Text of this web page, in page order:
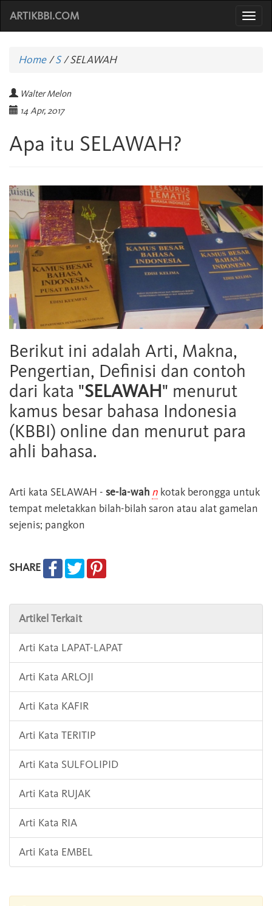
ARTIKBBI.COM
Home/S /SELAWAH
Walter Melon
14 Apr, 2017
Apa itu SELAWAH?
Berikut ini adalah Arti, Makna,
Pengertian, Definisi dan contoh
dari kata "SELAWAH" menurut
kamus besar bahasa Indonesia
(KBBI) online dan menurut para
ahli bahasa.
Arti kata SELAWAH - se-la-wah n kotak berongga untuk
tempat meletakkan bilah-bilah saron atau alat gamelan
sejenis; pangkon
SHARE
Artikel Terkait
Arti Kata LAPAT-LAPAT
Arti Kata ARLOJI
Arti Kata KAFIR
Arti Kata TERITIP
Arti Kata SULFOLIPID
Arti Kata RUJAK
Arti Kata RIA
Arti Kata EMBEL